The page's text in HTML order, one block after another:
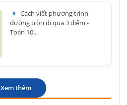
Cách viết phương trình
đường tròn đi qua 3 điểm -
Toán 10...
Xem thêm